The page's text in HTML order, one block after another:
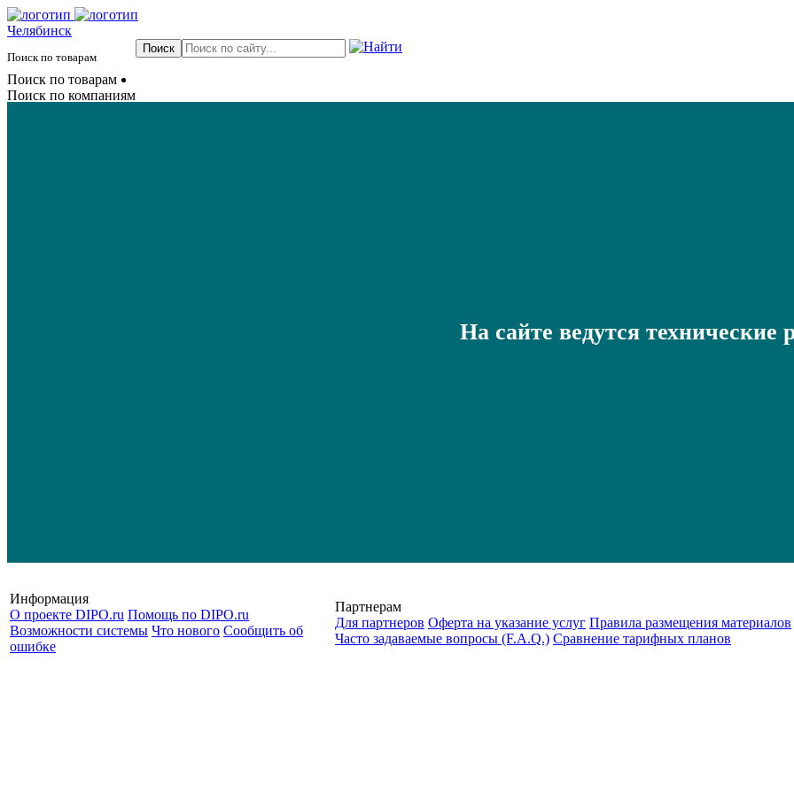
Челябинск
Поиск по товарам
Поиск по товарам
Поиск по компаниям
На сайте ведутся технические
Информация
О проекте DIPO.ru Помощь по DIPO.ru
Возможности системы Что нового Сообщить об
ошибке
Партнерам
Для партнеров Оферта на указание услуг Правила размещения материалов
Часто задаваемые вопросы (F.A.Q.) Cравнение тарифных планов